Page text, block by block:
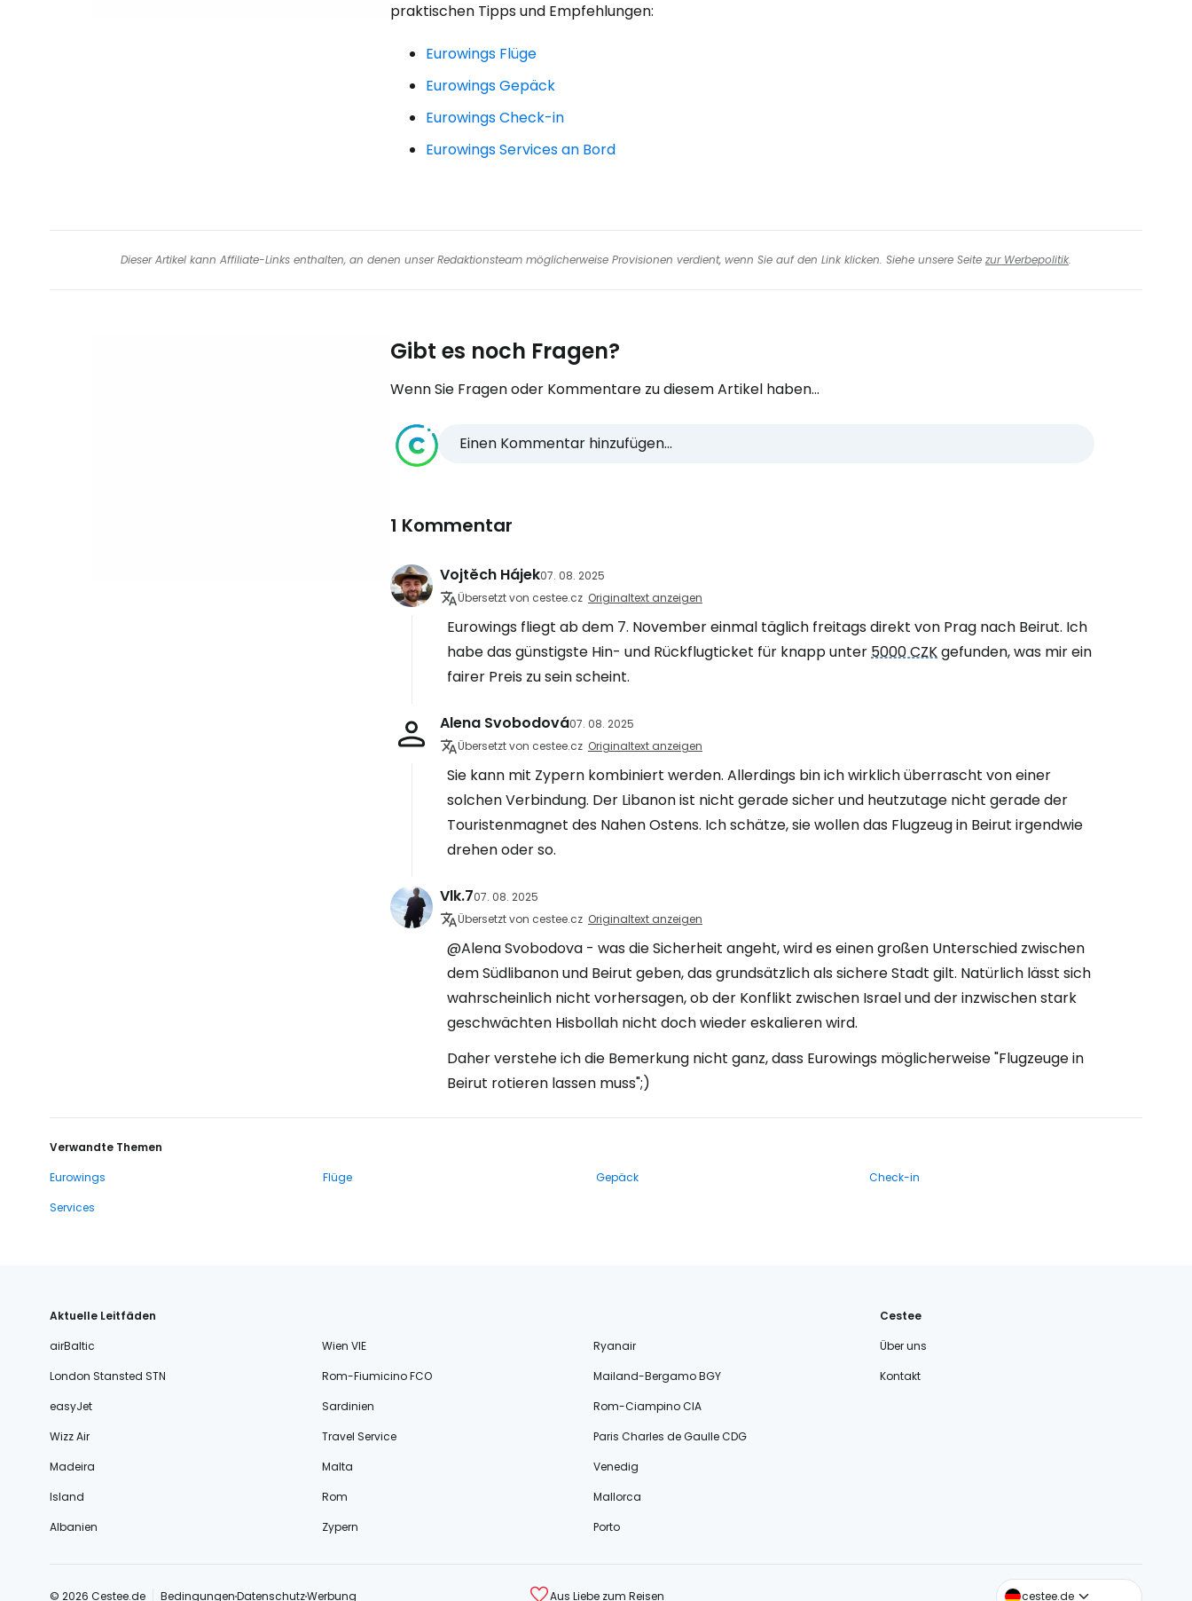
praktischen Tipps und Empfehlungen:
Eurowings Flüge
Eurowings Gepäck
Eurowings Check-in
Eurowings Services an Bord
Dieser Artikel kann Affiliate-Links enthalten, an denen unser Redaktionsteam möglicherweise Provisionen verdient, wenn Sie auf den Link klicken. Siehe unsere Seite zur Werbepolitik.
Gibt es noch Fragen?
Wenn Sie Fragen oder Kommentare zu diesem Artikel haben...
Einen Kommentar hinzufügen...
1 Kommentar
Vojtěch Hájek07. 08. 2025
Übersetzt von cestee.cz Originaltext anzeigen
Eurowings fliegt ab dem 7. November einmal täglich freitags direkt von Prag nach Beirut. Ich
habe das günstigste Hin- und Rückflugticket für knapp unter5000 CZKgefunden, was mir ein
fairer Preis zu sein scheint.
Alena Svobodová07. 08. 2025
Übersetzt von cestee.cz Originaltext anzeigen
Sie kann mit Zypern kombiniert werden. Allerdings bin ich wirklich überrascht von einer
solchen Verbindung. Der Libanon ist nicht gerade sicher und heutzutage nicht gerade der
Touristenmagnet des Nahen Ostens. Ich schätze, sie wollen das Flugzeug in Beirut irgendwie
drehen oder so.
Vlk.707. 08. 2025
Übersetzt von cestee.cz Originaltext anzeigen
@Alena Svobodova - was die Sicherheit angeht, wird es einen großen Unterschied zwischen
dem Südlibanon und Beirut geben, das grundsätzlich als sichere Stadt gilt. Natürlich lässt sich
wahrscheinlich nicht vorhersagen, ob der Konflikt zwischen Israel und der inzwischen stark
geschwächten Hisbollah nicht doch wieder eskalieren wird.
Daher verstehe ich die Bemerkung nicht ganz, dass Eurowings möglicherweise "Flugzeuge in
Beirut rotieren lassen muss";)
Verwandte Themen
Eurowings
Flüge Gepäck
Check-in
Services
Aktuelle Leitfäden
airBaltic
Wien VIE
Ryanair
London Stansted STN
Rom-Fiumicino FCO
Mailand-Bergamo BGY
easyJet
Sardinien
Rom-Ciampino CIA
Wizz Air
Travel Service
Paris Charles de Gaulle CDG
Madeira
Malta
Venedig
Island
Rom
Mallorca
Albanien
Zypern Porto
Cestee
Über uns
Kontakt
© 2026 Cestee.de BedingungenDatenschutzWerbung Aus Liebe zum Reisen cestee.de
cestee.com